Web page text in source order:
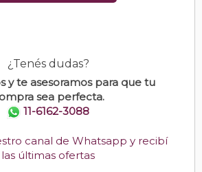
¿Tenés dudas?
y te asesoramos para que tu
sea perfecta.
11-6162-3088
canal de Whatsapp y recibí
las últimas ofertas